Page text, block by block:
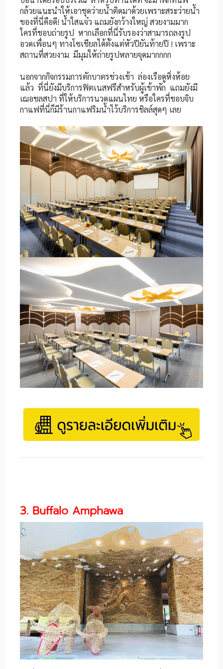
กล้วยแนะนำให้เอาชุดว่ายน้ำติดมาด้วยเพราะสระว่ายน้ำ
ของที่นี่คือดี! น้ำใสแจ๋ว แถมยังกว้างใหญ่ สวยงามมาก
ใครที่ชอบถ่ายรูป หากเลือกที่นี่รับรองว่าสามารถลงรูป
อวดเพื่อนๆ ทางโซเชียลได้ตั้งแต่หัวปียันท้ายปี ! เพราะ
สถานที่สวยงาม มีมุมให้ถ่ายรูปหลายจุดมากกกก
นอกจากกิจกรรมการตักบาตรช่วงเช้า ล่องเรือดูหิ่งห้อย
แล้ว ที่นี่ยังมีบริการฟิตเนสฟรีสำหรับผู้เข้าพัก แถมยังมี
เฌอชลสปา ที่ให้บริการนวดแผนไทย หรือใครที่ชอบจิบ
กาแฟที่นี่ก็มีร้านกาแฟริมน้ำไว้บริการชิลล์สุดๆ เลย
3. Buffalo Amphawa